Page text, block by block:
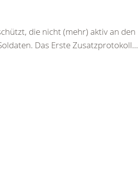
die nicht (mehr) aktiv an den
Das Erste Zusatzprotokoll...